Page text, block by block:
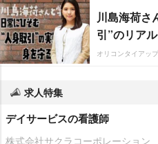
川島海荷さ
引”のリアル
オリコンタイアッ
求人特集
デイサービスの看護師
株式会社サクラコーポレーション